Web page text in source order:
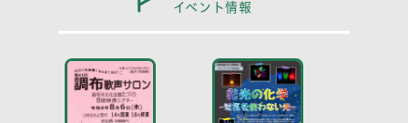
イベント情報